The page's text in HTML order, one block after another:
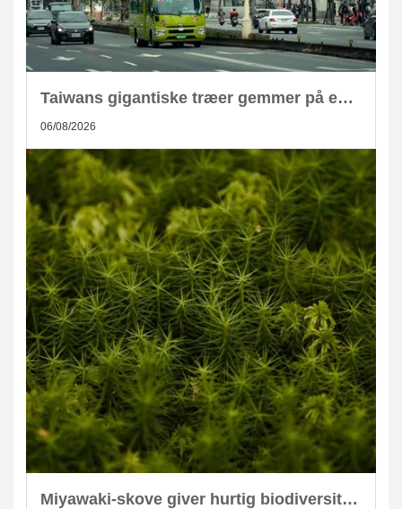
Taiwans gigantiske træer gemmer på enorm CO2-lagring
06/08/2026
Miyawaki-skove giver hurtig biodiversitet i skandinaviske byer